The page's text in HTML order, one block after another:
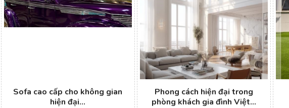
Sofa cao cấp cho không gian
hiện đại...
Phong cách hiện đại trong
phòng khách gia đình Việt...